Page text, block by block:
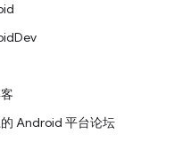
Android 平台论坛